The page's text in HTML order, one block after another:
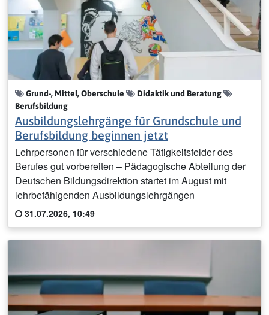
Grund-, Mittel, Oberschule
Didaktik und Beratung
Berufsbildung
Ausbildungslehrgänge für Grundschule und
Berufsbildung beginnen jetzt
Lehrpersonen für verschiedene Tätigkeitsfelder des
Berufes gut vorbereiten – Pädagogische Abteilung der
Deutschen Bildungsdirektion startet im August mit
lehrbefähigenden Ausbildungslehrgängen
31.07.2026, 10:49